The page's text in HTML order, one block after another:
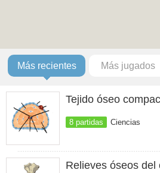
Más recientes Más jugados
Tejido óseo
8 partidas Ciencias
Relieves óseos del